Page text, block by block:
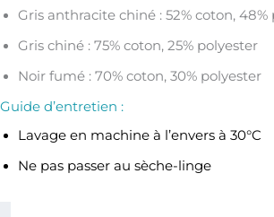
Gris anthracite chiné : 52% coton, 48%
Gris chiné : 75% coton, 25% polyester
Noir fumé : 70% coton, 30% polyester
Guide d’entretien :
Lavage en machine à l’envers à 30°C
Ne pas passer au sèche-linge